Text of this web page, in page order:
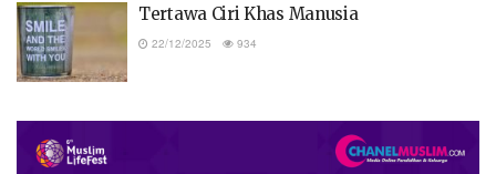
Tertawa Ciri Khas Manusia
22/12/2025 934